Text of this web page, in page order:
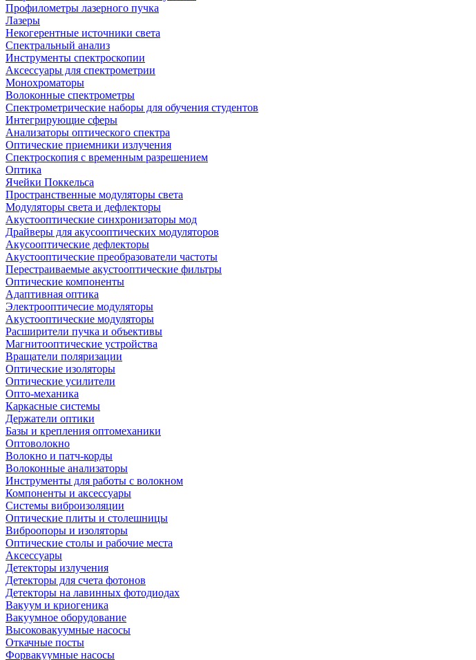
Профилометры лазерного пучка
Лазеры
Некогерентные источники света
Спектральный анализ
Инструменты спектроскопии
Аксессуары для спектрометрии
Монохроматоры
Волоконные спектрометры
Спектрометрические наборы для обучения студентов
Интегрирующие сферы
Анализаторы оптического спектра
Оптические приемники излучения
Спектроскопия с временным разрешением
Оптика
Ячейки Поккельса
Пространственные модуляторы света
Модуляторы света и дефлекторы
Акустооптические синхронизаторы мод
Драйверы для акусооптических модуляторов
Акусооптические дефлекторы
Акустооптические преобразователи частоты
Перестраиваемые акустооптические фильтры
Оптические компоненты
Адаптивная оптика
Электрооптичесие модуляторы
Акустооптические модуляторы
Расширители пучка и объективы
Магнитооптические устройства
Вращатели поляризации
Оптические изоляторы
Оптические усилители
Опто-механика
Каркасные системы
Держатели оптики
Базы и крепления оптомеханики
Оптоволокно
Волокно и патч-корды
Волоконные анализаторы
Инструменты для работы с волокном
Компоненты и аксессуары
Системы виброизоляции
Оптические плиты и столешницы
Виброопоры и изоляторы
Оптические столы и рабочие места
Аксессуары
Детекторы излучения
Детекторы для счета фотонов
Детекторы на лавинных фотодиодах
Вакуум и криогеника
Вакуумное оборудование
Высоковакуумные насосы
Откачные посты
Форвакуумные насосы